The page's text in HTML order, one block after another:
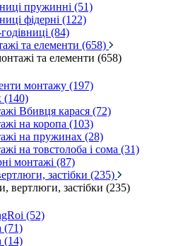
пружинні (51)
фідерні (122)
(84)
та елементи (658)
та елементи (658)
монтажу (197)
(140)
Вбивця карася (72)
на коропа (103)
на пружинах (28)
на товстолоба і сома (31)
монтажі (87)
застібки (235)
вертлюги, застібки (235)
(52)
(71)
(14)